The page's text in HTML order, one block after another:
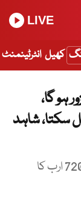
LIVE
کھیل انٹرٹینمنٹ
ہو گا،
سکتا، شاہد
85 ہزار ارب کے قرضے میں رواں سال مزید 7200 ارب کا